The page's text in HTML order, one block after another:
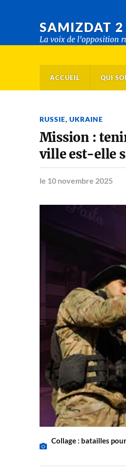
SAMIZDAT 2
La voix de l'opposition
ACCUEIL QUI
RUSSIE, UKRAINE
Mission :
ville est-elle
le 10 novembre 2025
Collage : batailles